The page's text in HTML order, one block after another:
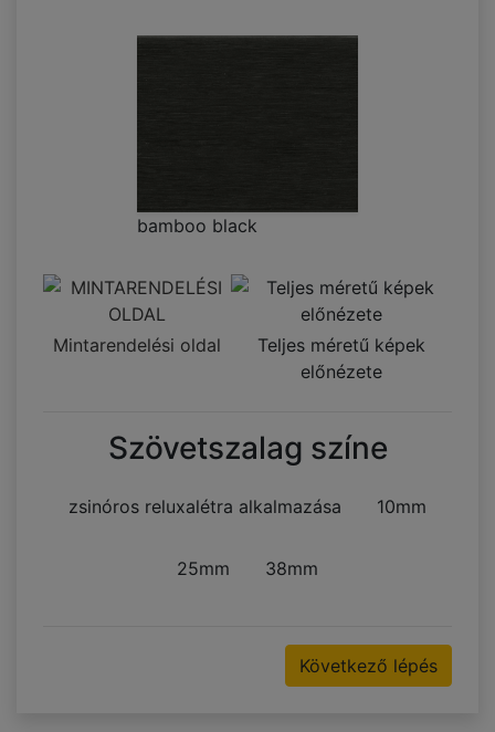
bamboo black
Mintarendelési oldal
Teljes méretű képek
előnézete
Szövetszalag színe
zsinóros reluxalétra alkalmazása
25mm
10mm
38mm
Következő lépés